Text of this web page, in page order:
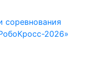
2026»